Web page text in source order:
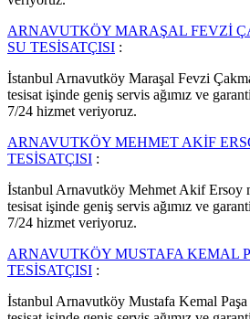
ARNAVUTKÖY MARAŞAL FEVZİ
SU TESİSATÇISI :
İstanbul Arnavutköy Maraşal Fevzi
tesisat işinde geniş servis ağımız ve
7/24 hizmet veriyoruz.
ARNAVUTKÖY MEHMET AKİF
TESİSATÇISI :
İstanbul Arnavutköy Mehmet Akif Ersoy
tesisat işinde geniş servis ağımız ve
7/24 hizmet veriyoruz.
ARNAVUTKÖY MUSTAFA KEMAL
TESİSATÇISI :
İstanbul Arnavutköy Mustafa Kemal